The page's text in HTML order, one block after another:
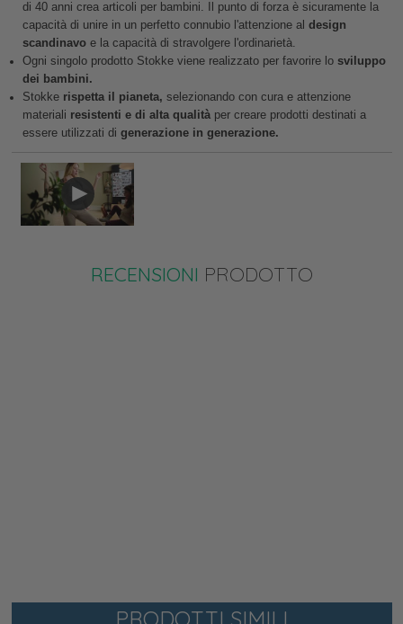
di 40 anni crea articoli per bambini. Il punto di forza è sicuramente la
capacità di unire in un perfetto connubio l'attenzione al design
scandinavoe la capacità di stravolgere l'ordinarietà.
Ogni singolo prodotto Stokke viene realizzato per favorire lo sviluppo
dei bambini.
Stokke rispetta il pianeta, selezionando con cura e attenzione
materiali resistenti e di alta qualitàper creare prodotti destinati a
essere utilizzati di generazione in generazione.
RECENSIONI PRODOTTO